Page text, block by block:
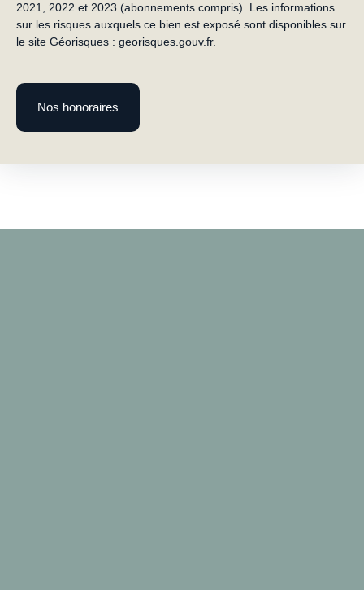
2021, 2022 et 2023 (abonnements compris). Les informations
sur les risques auxquels ce bien est exposé sont disponibles sur
le site Géorisques : georisques.gouv.fr.
Nos honoraires